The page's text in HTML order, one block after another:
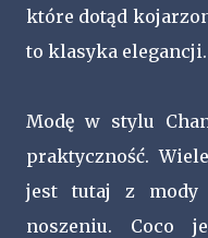
które dotąd
to klasyka elegancji.
Modę w stylu
praktyczność.
jest tutaj z mody
noszeniu. Coco